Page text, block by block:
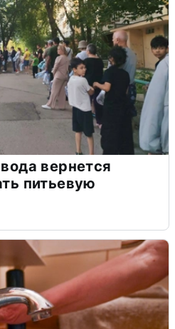
вернется
питьевую